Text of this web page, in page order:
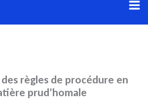
règles de procédure en
prud’homale